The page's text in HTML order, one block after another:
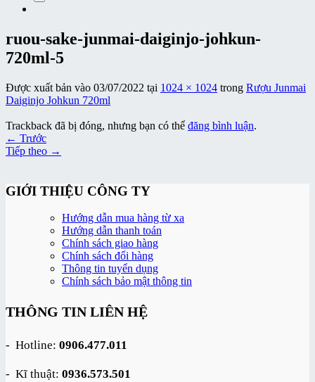
ruou-sake-junmai-daiginjo-johkun-
720ml-5
Được xuất bản vào 03/07/2022 tại 1024 × 1024 trong Rượu Junmai
Daiginjo Johkun 720ml
Trackback đã bị đóng, nhưng bạn có thể đăng bình luận.
← Trước
Tiếp theo →
GIỚI THIỆU CÔNG TY
Hướng dẫn mua hàng từ xa
Hướng dẫn thanh toán
Chính sách giao hàng
Chính sách đổi hàng
Thông tin tuyển dụng
Chính sách bảo mật thông tin
THÔNG TIN LIÊN HỆ
- Hotline: 0906.477.011
- Kĩ thuật: 0936.573.501